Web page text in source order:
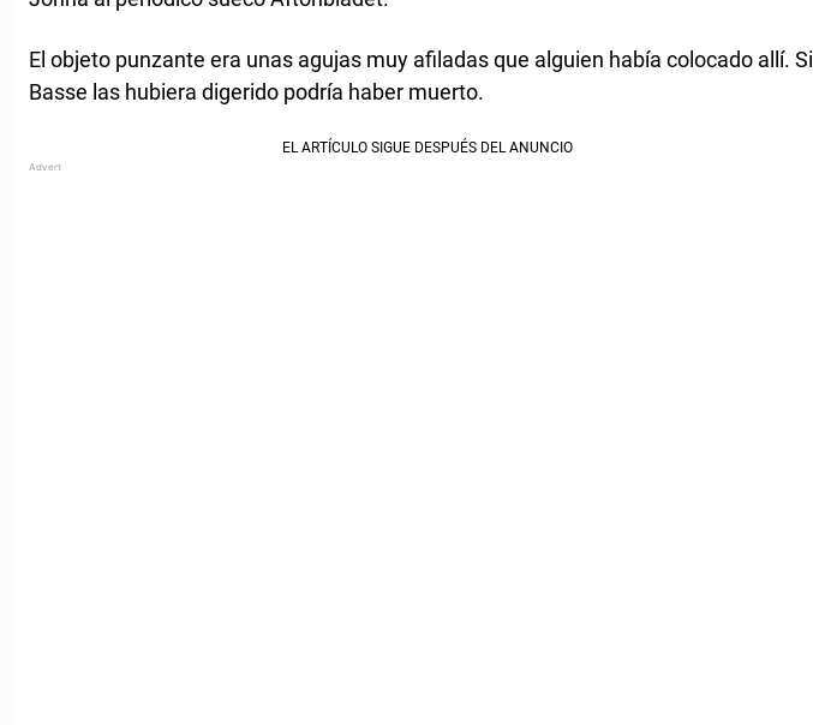
El objeto punzante era unas agujas muy afiladas que alguien había colocado allí. Si
Basse las hubiera digerido podría haber muerto.